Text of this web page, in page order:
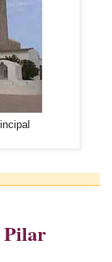
principal
Pilar